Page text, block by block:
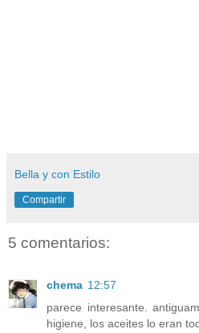
Bella y con Estilo
Compartir
5 comentarios:
chema 12:57
parece interesante.
higiene, los aceites lo eran